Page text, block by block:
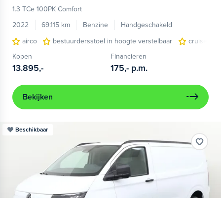
1.3 TCe 100PK Comfort
2022
69.115 km Benzine
Handgeschakeld
airco
bestuurdersstoel in hoogte verstelbaar
cruise
Kopen
13.895,-
Financieren
175,- p.m.
Bekijken
Beschikbaar